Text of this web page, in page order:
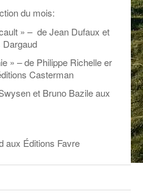
du mois:
» – de Jean Dufaux et
Dargaud
» – de Philippe Richelle er
Casterman
et Bruno Bazile aux
aux Éditions Favre